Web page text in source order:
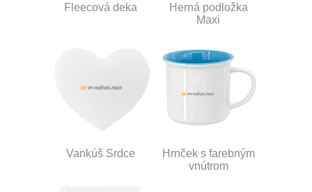
Fleecová deka
Herná podložka
Maxi
Vankúš Srdce
Hrnček s farebným
vnútrom